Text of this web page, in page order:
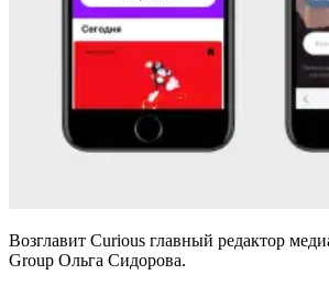
Возглавит Curious главный редактор
Group Ольга Сидорова.